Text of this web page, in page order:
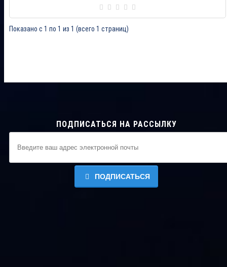
Сертификат: 000723
Город: Ноябрьск
Дата выдачи: 21.06.2014
Показано с 1 по 1 из 1 (всего 1 страниц)
ПОДПИСАТЬСЯ НА РАССЫЛКУ
ПОДПИСАТЬСЯ